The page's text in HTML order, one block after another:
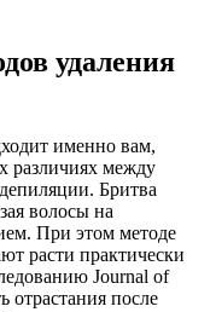
удаления
именно вам,
различиях между
Бритва
волосы на
При этом методе
расти практически
Journal of
отрастания после